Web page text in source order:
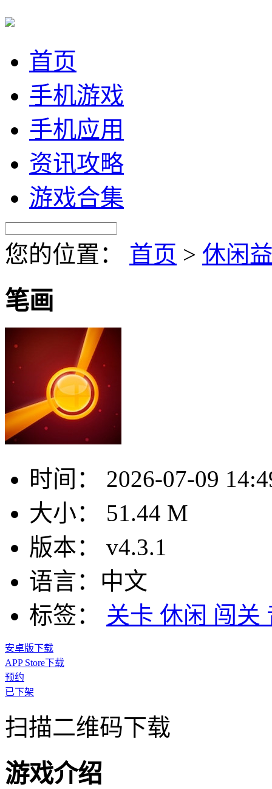
首页
手机游戏
手机应用
资讯攻略
游戏合集
您的位置： 首页 > 休闲
笔画
时间：
2026-07-09
大小：
51.44 M
版本：
v4.3.1
语言： 中文
标签：
关卡 休闲 闯关
安卓版下载
APP Store下载
预约
已下架
扫描二维码下载
游戏介绍